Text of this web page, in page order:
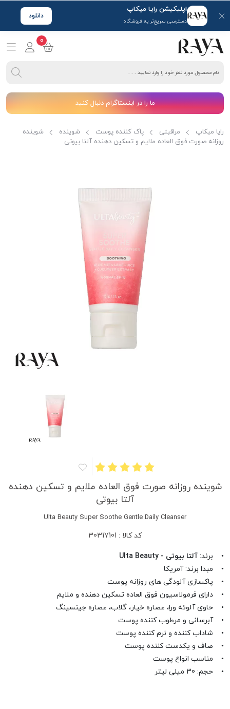
اپلیکیشن رایا میکاپ
دسترسی سریع‌تر به فروشگاه
دانلود
0
ما را در اینستاگرام دنبال کنید
رایا میکاپ مراقبتی پاک کننده پوست شوینده
شوینده
روزانه صورت فوق العاده ملایم و تسکین دهنده آلتا بیوتی
شوینده روزانه صورت فوق العاده ملایم و تسکین دهنده
آلتا بیوتی
Ulta Beauty Super Soothe Gentle Daily Cleanser
کد کالا : 30317101
• برند: آلتا بیوتی - Ulta Beauty
• مبدا برند: آمریکا
• پاکسازی آلودگی های روزانه پوست
• دارای فرمولاسیون فوق العاده تسکین دهنده و ملایم
• حاوی آلوئه ورا، عصاره خیار، گلاب، عصاره جینسینگ
• آبرسانی و مرطوب کننده پوست
• شاداب کننده و نرم کننده پوست
• صاف و یکدست کننده پوست
• مناسب انواع پوست
• حجم: 30 میلی لیتر